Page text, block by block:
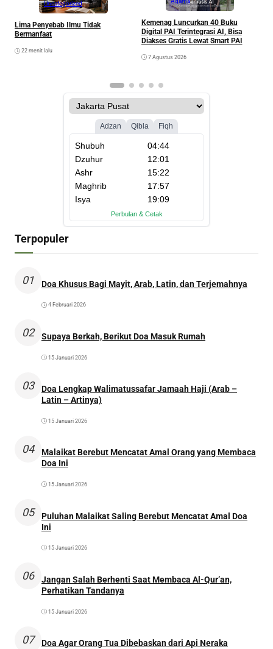
Uncategorized
Lima Penyebab Ilmu Tidak
Bermanfaat
22 menit lalu
Kemenag Luncurkan 40 Buku
Digital PAI Terintegrasi AI, Bisa
Diakses Gratis Lewat Smart PAI
7 Agustus 2026
Terpopuler
01 Doa Khusus Bagi Mayit, Arab, Latin, dan Terjemahnya
4 Februari 2026
02 Supaya Berkah, Berikut Doa Masuk Rumah
15 Januari 2026
03
Doa Lengkap Walimatussafar Jamaah Haji (Arab –
Latin – Artinya)
15 Januari 2026
04
Malaikat Berebut Mencatat Amal Orang yang Membaca
Doa Ini
15 Januari 2026
05
Puluhan Malaikat Saling Berebut Mencatat Amal Doa
Ini
15 Januari 2026
06
Jangan Salah Berhenti Saat Membaca Al-Qur’an,
Perhatikan Tandanya
15 Januari 2026
07 Doa Agar Orang Tua Dibebaskan dari Api Neraka